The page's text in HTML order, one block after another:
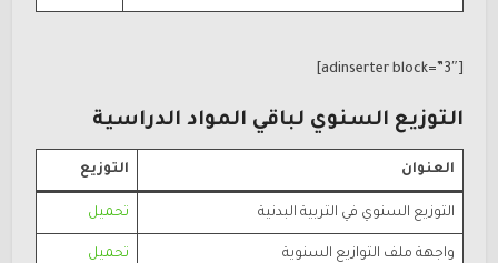
[adinserter block=”3″]
التوزيع السنوي لباقي المواد الدراسية
العنوان التوزيع
التوزيع السنوي في التربية البدنية تحميل
واجهة ملف التوازيع السنوية تحميل